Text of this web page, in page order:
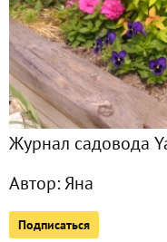
Журнал садовода
Автор:Яна
Подписаться
Предновогодний
Гора Орёл
Запоздалый отчёт о
Я приглашаю вас в
Качнётся купол неба...